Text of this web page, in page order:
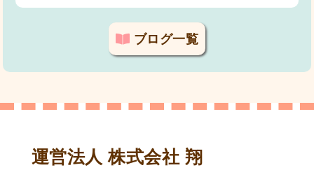
ブログ一覧
運営法人 株式会社 翔